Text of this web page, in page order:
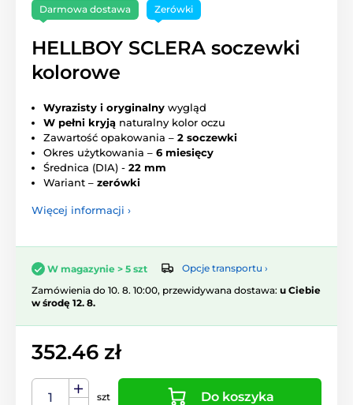
Darmowa dostawa Zerówki
HELLBOY SCLERA soczewki
kolorowe
Wyrazisty i oryginalny wygląd
W pełni kryją naturalny kolor oczu
Zawartość opakowania – 2 soczewki
Okres użytkowania – 6 miesięcy
Średnica (DIA) - 22 mm
Wariant – zerówki
Więcej informacji ›
W magazynie > 5 szt
Opcje transportu ›
Zamówienia do 10. 8. 10:00, przewidywana dostawa: u Ciebie
w środę 12. 8.
352.46 zł
szt Do koszyka